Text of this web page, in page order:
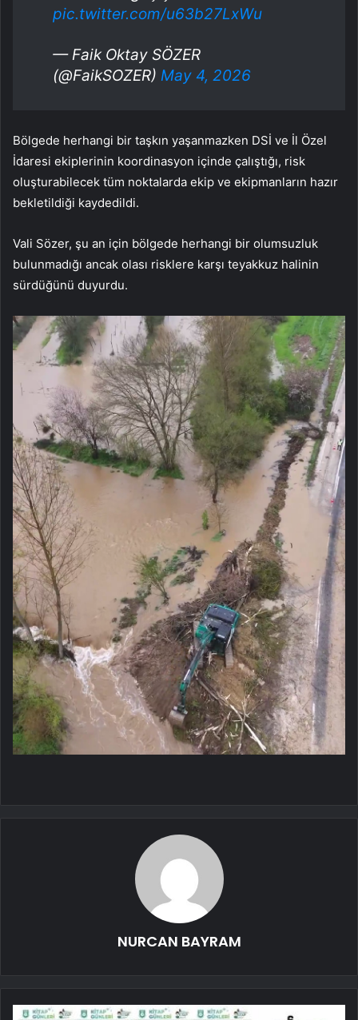
pic.twitter.com/u63b27LxWu
— Faik Oktay SÖZER
(@FaikSOZER) May 4, 2026
Bölgede herhangi bir taşkın yaşanmazken DSİ ve İl Özel
İdaresi ekiplerinin koordinasyon içinde çalıştığı, risk
oluşturabilecek tüm noktalarda ekip ve ekipmanların hazır
bekletildiği kaydedildi.
Vali Sözer, şu an için bölgede herhangi bir olumsuzluk
bulunmadığı ancak olası risklere karşı teyakkuz halinin
sürdüğünü duyurdu.
NURCAN BAYRAM